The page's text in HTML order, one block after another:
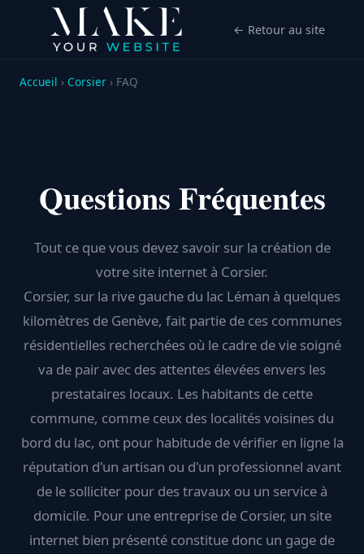
← Retour au site
Accueil › Corsier › FAQ
Questions Fréquentes
Tout ce que vous devez savoir sur la création de
votre site internet à Corsier.
Corsier, sur la rive gauche du lac Léman à quelques
kilomètres de Genève, fait partie de ces communes
résidentielles recherchées où le cadre de vie soigné
va de pair avec des attentes élevées envers les
prestataires locaux. Les habitants de cette
commune, comme ceux des localités voisines du
bord du lac, ont pour habitude de vérifier en ligne la
réputation d'un artisan ou d'un professionnel avant
de le solliciter pour des travaux ou un service à
domicile. Pour une entreprise de Corsier, un site
internet bien présenté constitue donc un gage de